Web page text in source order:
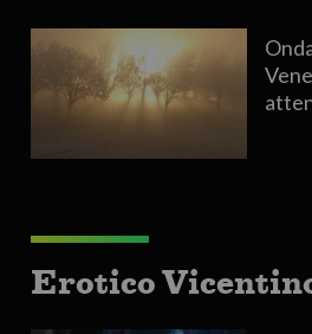
Erotico